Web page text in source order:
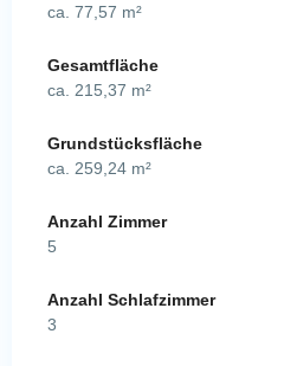
ca. 77,57 m²
Gesamtfläche
ca. 215,37 m²
Grundstücksfläche
ca. 259,24 m²
Anzahl Zimmer
5
Anzahl Schlafzimmer
3